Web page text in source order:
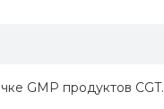
GMP продуктов CGT.